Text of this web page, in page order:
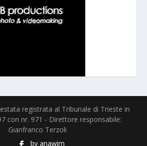
registrata al Tribunale di Trieste in
con nr. 971 - Direttore responsabile:
Gianfranco Terzoli
by anawim